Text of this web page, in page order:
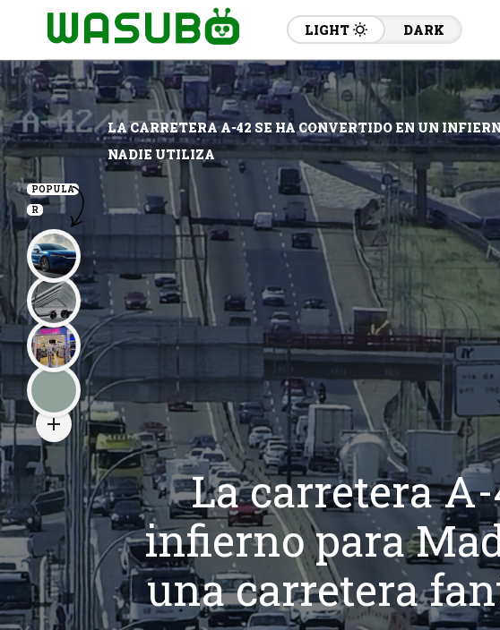
LIGHT DARK
LA CARRETERA A-42 SE HA CONVERTIDO EN UN
NADIE UTILIZA
La carretera
infierno para
una carretera
POPULA
R